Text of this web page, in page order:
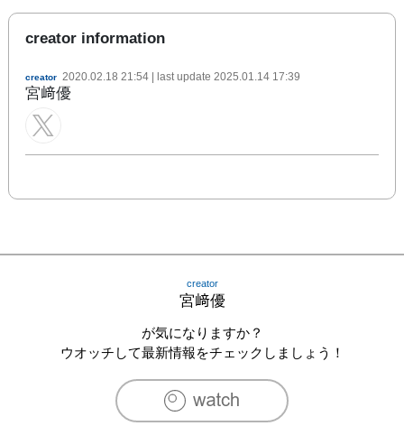
creator information
creator 2020.02.18 21:54 | last update 2025.01.14 17:39
宮﨑優
creator
宮﨑優
が気になりますか？
ウオッチして最新情報をチェックしましょう！